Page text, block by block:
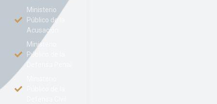
Ministerio
Público de la
Acusación
Ministerio
Público de la